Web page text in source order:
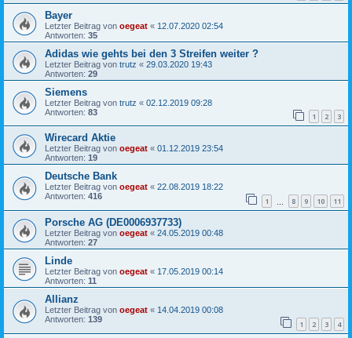
Bayer
Letzter Beitrag von oegeat « 12.07.2020 02:54
Antworten: 35
Adidas wie gehts bei den 3 Streifen weiter ?
Letzter Beitrag von trutz « 29.03.2020 19:43
Antworten: 29
Siemens
Letzter Beitrag von trutz « 02.12.2019 09:28
Antworten: 83 1 2 3
Wirecard Aktie
Letzter Beitrag von oegeat « 01.12.2019 23:54
Antworten: 19
Deutsche Bank
Letzter Beitrag von oegeat « 22.08.2019 18:22
Antworten: 416 1 8 9 10 11
Porsche AG (DE0006937733)
Letzter Beitrag von oegeat « 24.05.2019 00:48
Antworten: 27
Linde
Letzter Beitrag von oegeat « 17.05.2019 00:14
Antworten: 11
Allianz
Letzter Beitrag von oegeat « 14.04.2019 00:08
Antworten: 139 1 2 3 4